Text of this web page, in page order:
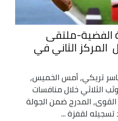
الفضية-ملتقى
الثاني في
تريكي, أمس الخميس,
الثلاثي خلال منافسات
المدرج ضمن الجولة
لقفزة ...